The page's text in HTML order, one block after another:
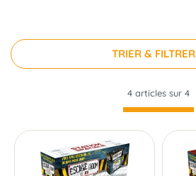
TRIER & FILTRER
4 articles sur 4